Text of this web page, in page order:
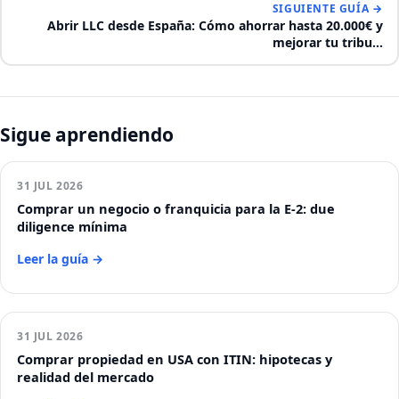
SIGUIENTE GUÍA →
Abrir LLC desde España: Cómo ahorrar hasta 20.000€ y
mejorar tu tribu…
Sigue aprendiendo
31 JUL 2026
Comprar un negocio o franquicia para la E-2: due
diligence mínima
Leer la guía →
31 JUL 2026
Comprar propiedad en USA con ITIN: hipotecas y
realidad del mercado